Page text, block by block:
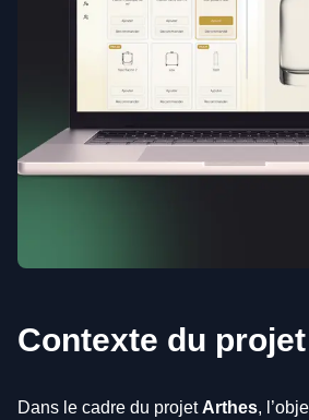
Contexte du projet
Dans le cadre du projet Arthes,